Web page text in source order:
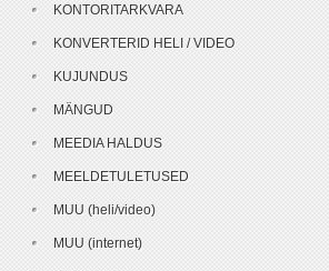
KONTORITARKVARA
KONVERTERID HELI / VIDEO
KUJUNDUS
MÄNGUD
MEEDIA HALDUS
MEELDETULETUSED
MUU (heli/video)
MUU (internet)